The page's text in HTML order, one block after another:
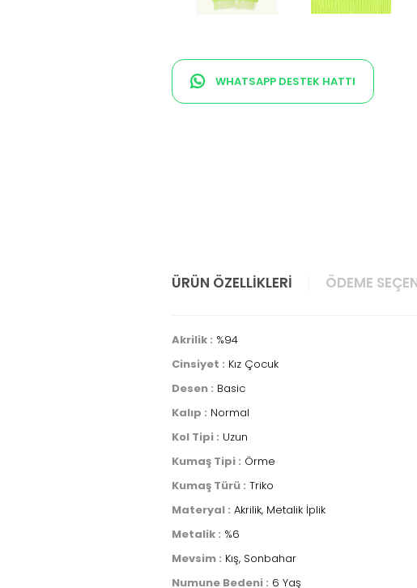
WHATSAPP DESTEK HATTI
ÜRÜN ÖZELLIKLERI ÖDEME
Akrilik : %94
Cinsiyet : Kız Çocuk
Desen : Basic
Kalıp : Normal
Kol Tipi : Uzun
Kumaş Tipi : Örme
Kumaş Türü : Triko
Materyal : Akrilik, Metalik İplik
Metalik : %6
Mevsim : Kış, Sonbahar
Numune Bedeni : 6 Yaş